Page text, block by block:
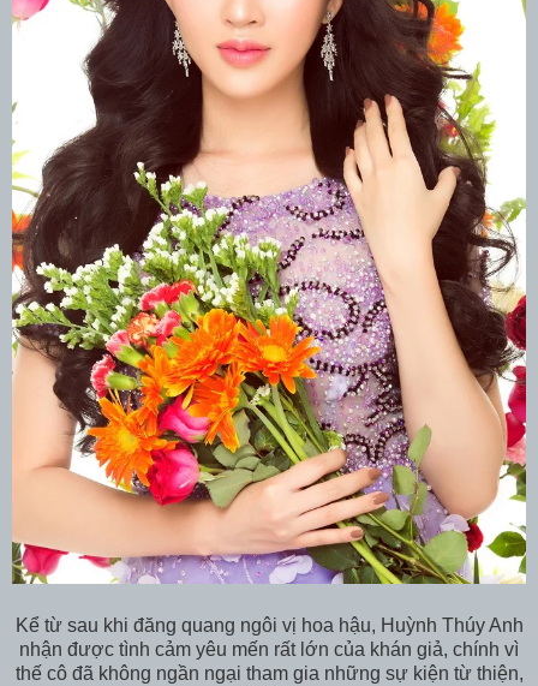
Kể từ sau khi đăng quang ngôi vị hoa hậu, Huỳnh Thúy Anh
nhận được tình cảm yêu mến rất lớn của khán giả, chính vì
thế cô đã không ngần ngại tham gia những sự kiện từ thiện,